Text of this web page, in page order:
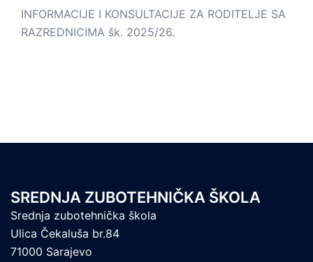
INFORMACIJE I KONSULTACIJE ZA RODITELJE SA
RAZREDNICIMA šk. 2025/26.
SREDNJA ZUBOTEHNIČKA ŠKOLA
Srednja zubotehnička škola
Ulica Čekaluša br.84
71000 Sarajevo